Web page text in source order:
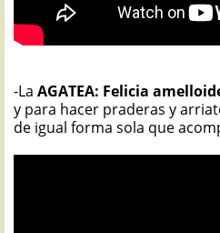
-La AGATEA: Felicia
y para hacer praderas y
de igual forma sola que